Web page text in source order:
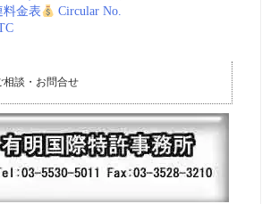
料金表
Circular No.
相談・お問合せ